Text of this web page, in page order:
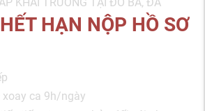
HẠN NỘP HỒ SƠ
ca 9h/ngày